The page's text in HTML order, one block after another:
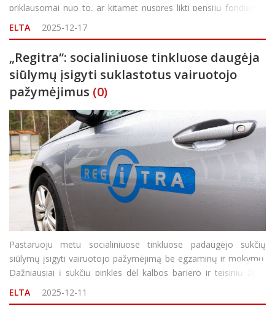
priklausomai nuo to, ar kitąmet nuspręs likti pensijų fonduose,
ar pasitraukti, gali apskaičiuoti naujoje „Sodros“ skaičiuoklėje.
„Skaičiuoklė tikrai pagelbės apsispręsti &nda
ELTA 2025-12-17
„Regitra“: socialiniuose tinkluose daugėja
siūlymų įsigyti suklastotus vairuotojo
pažymėjimus (0)
Pastaruoju metu socialiniuose tinkluose padaugėjo sukčių
siūlymų įsigyti vairuotojo pažymėjimą be egzaminų ir mokymų.
Dažniausiai į sukčių pinkles dėl kalbos barjero ir teisinių žinių
stokos įkliūva Lietuvoje gyvenantys užsieniečiai, pranešė
„Regitra“. „Regitros“ duom
ELTA 2025-12-11